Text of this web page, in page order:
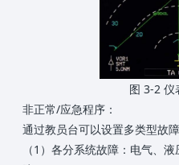
图 3-2 仪
非正常/应急程序：
通过教员台可以设置多类型故
（1）各分系统故障：电气、